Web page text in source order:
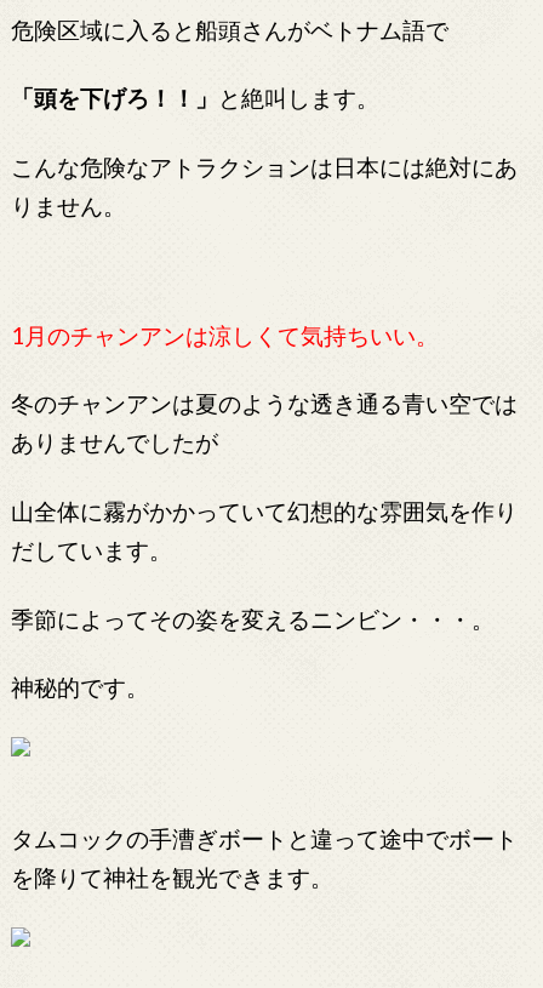
危険区域に入ると船頭さんがベトナム語で
「頭を下げろ！！」 と絶叫します。
こんな危険なアトラクションは日本には絶対にあ
りません。
1月のチャンアンは涼しくて気持ちいい。
冬のチャンアンは夏のような透き通る青い空では
ありませんでしたが
山全体に霧がかかっていて幻想的な雰囲気を作り
だしています。
季節によってその姿を変えるニンビン・・・。
神秘的です。
タムコックの手漕ぎボートと違って途中でボート
を降りて神社を観光できます。